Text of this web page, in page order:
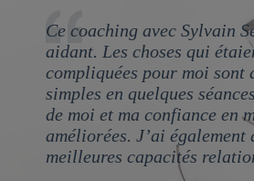
Ce coaching avec Sylvain
aidant. Les choses qui
compliquées pour moi sont
simples en quelques
de moi et ma confiance en
améliorées. J’ai également
meilleures capacités